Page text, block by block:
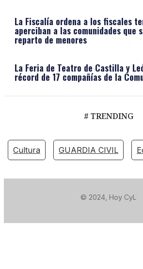
La Fiscalía ordena a los fiscales
aperciban a las comunidades que
reparto de menores
La Feria de Teatro de Castilla y
récord de 17 compañías de la
# TRENDING
Cultura GUARDIA CIVIL
© 2024, Hoy CyL